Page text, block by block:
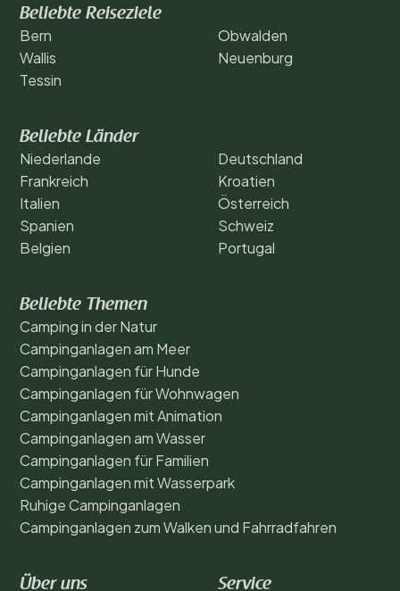
Beliebte Reiseziele
Bern
Wallis
Tessin
Obwalden
Neuenburg
Beliebte Länder
Niederlande
Frankreich
Italien
Spanien
Belgien
Deutschland
Kroatien
Österreich
Schweiz
Portugal
Beliebte Themen
Camping in der Natur
Campinganlagen am Meer
Campinganlagen für Hunde
Campinganlagen für Wohnwagen
Campinganlagen mit Animation
Campinganlagen am Wasser
Campinganlagen für Familien
Campinganlagen mit Wasserpark
Ruhige Campinganlagen
Campinganlagen zum Walken und Fahrradfahren
Über uns Service